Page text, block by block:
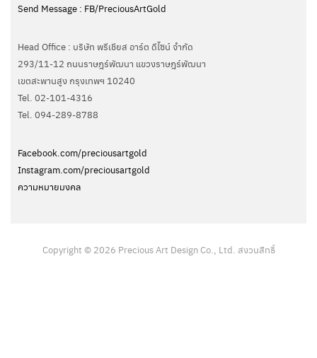
Send Message : FB/PreciousArtGold
Head Office : บริษัท พรีเชียส อาร์ต ดีไซน์ จำกัด
293/11-12 ถนนราษฎร์พัฒนา แขวงราษฎร์พัฒนา
เขตสะพานสูง กรุงเทพฯ 10240
Tel. 02-101-4316
Tel. ‭094-289-8788‬
Facebook.com/preciousartgold
Instagram.com/preciousartgold
ความหมายมงคล
Copyright © 2026 Precious Art Design Co., Ltd. สงวนสิทธิ์